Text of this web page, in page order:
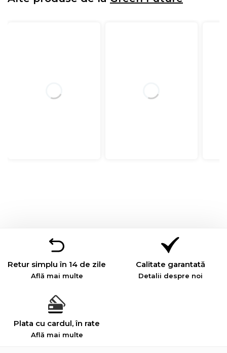
Retur simplu în 14 de zile
Află mai multe
Calitate garantată
Detalii despre noi
Plata cu cardul, în rate
Află mai multe